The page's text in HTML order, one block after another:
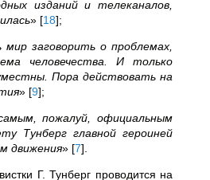
изданий и телеканалов,
» [18];
заговорить о проблемах,
человечества. И только
Пора действовать на
» [9];
пожалуй, официальным
Тунберг главной героиней
движения» [7]
Г. Тунберг проводится на